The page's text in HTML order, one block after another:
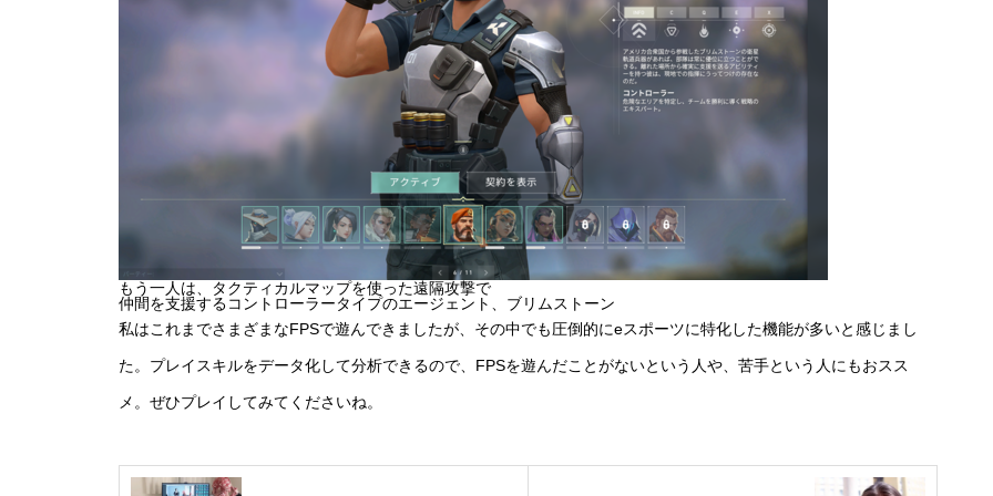
もう一人は、タクティカルマップを使った遠隔攻撃で
仲間を支援するコントローラータイプのエージェント、ブリムストーン
私はこれまでさまざまなFPSで遊んできましたが、その中でも圧倒的にeスポーツに特化した機能が多いと感じまし
た。プレイスキルをデータ化して分析できるので、FPSを遊んだことがないという人や、苦手という人にもおスス
メ。ぜひプレイしてみてくださいね。